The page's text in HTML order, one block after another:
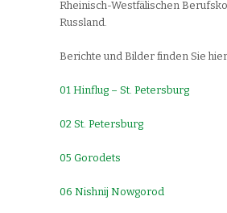
Rheinisch-Westfälischen
Russland.
Berichte und Bilder finden Sie
01 Hinflug – St. Petersburg
02 St. Petersburg
05 Gorodets
06 Nishnij Nowgorod